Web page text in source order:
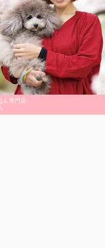
ん専門店-